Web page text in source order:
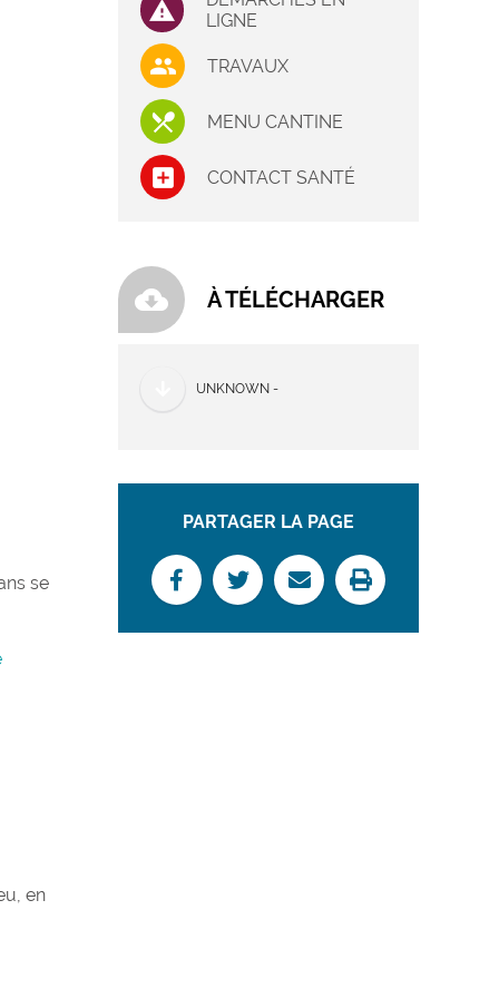
se
en
LIGNE
TRAVAUX
MENU CANTINE
CONTACT SANTÉ
cloud_download À TÉLÉCHARGER
UNKNOWN -
PARTAGER LA PAGE